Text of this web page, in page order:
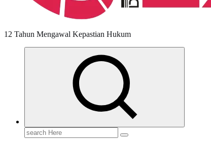
12 Tahun Mengawal Kepastian Hukum
Search
for: